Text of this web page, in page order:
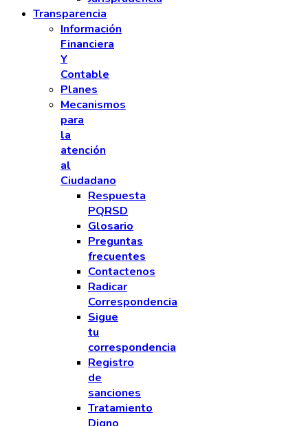
Transparencia
Información
Financiera
Y
Contable
Planes
Mecanismos
para
la
atención
al
Ciudadano
Respuesta
PQRSD
Glosario
Preguntas
frecuentes
Contactenos
Radicar
Correspondencia
Sigue
tu
correspondencia
Registro
de
sanciones
Tratamiento